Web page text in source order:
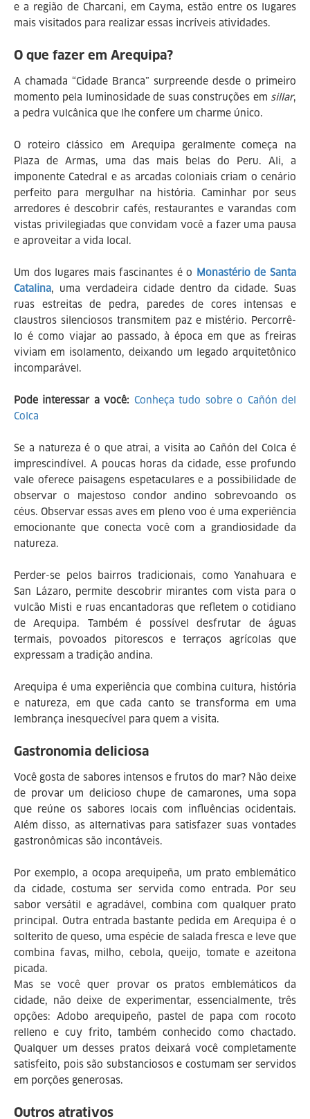
e a região de Charcani, em Cayma, estão entre os lugares
mais visitados para realizar essas incríveis atividades.
O que fazer em Arequipa?
A chamada “Cidade Branca” surpreende desde o primeiro
momento pela luminosidade de suas construções em sillar,
a pedra vulcânica que lhe confere um charme único.
O roteiro clássico em Arequipa geralmente começa na
Plaza de Armas, uma das mais belas do Peru. Ali, a
imponente Catedral e as arcadas coloniais criam o cenário
perfeito para mergulhar na história. Caminhar por seus
arredores é descobrir cafés, restaurantes e varandas com
vistas privilegiadas que convidam você a fazer uma pausa
e aproveitar a vida local.
Um dos lugares mais fascinantes é o Monastério de Santa
Catalina, uma verdadeira cidade dentro da cidade. Suas
ruas estreitas de pedra, paredes de cores intensas e
claustros silenciosos transmitem paz e mistério. Percorrê-
lo é como viajar ao passado, à época em que as freiras
viviam em isolamento, deixando um legado arquitetônico
incomparável.
Pode interessar a você: Conheça tudo sobre o Cañón del
Colca
Se a natureza é o que atrai, a visita ao Cañón del Colca é
imprescindível. A poucas horas da cidade, esse profundo
vale oferece paisagens espetaculares e a possibilidade de
observar o majestoso condor andino sobrevoando os
céus. Observar essas aves em pleno voo é uma experiência
emocionante que conecta você com a grandiosidade da
natureza.
Perder-se pelos bairros tradicionais, como Yanahuara e
San Lázaro, permite descobrir mirantes com vista para o
vulcão Misti e ruas encantadoras que refletem o cotidiano
de Arequipa. Também é possível desfrutar de águas
termais, povoados pitorescos e terraços agrícolas que
expressam a tradição andina.
Arequipa é uma experiência que combina cultura, história
e natureza, em que cada canto se transforma em uma
lembrança inesquecível para quem a visita.
Gastronomia deliciosa
Você gosta de sabores intensos e frutos do mar? Não deixe
de provar um delicioso chupe de camarones, uma sopa
que reúne os sabores locais com influências ocidentais.
Além disso, as alternativas para satisfazer suas vontades
gastronômicas são incontáveis.
Por exemplo, a ocopa arequipeña, um prato emblemático
da cidade, costuma ser servida como entrada. Por seu
sabor versátil e agradável, combina com qualquer prato
principal. Outra entrada bastante pedida em Arequipa é o
solterito de queso, uma espécie de salada fresca e leve que
combina favas, milho, cebola, queijo, tomate e azeitona
picada.
Mas se você quer provar os pratos emblemáticos da
cidade, não deixe de experimentar, essencialmente, três
opções: Adobo arequipeño, pastel de papa com rocoto
relleno e cuy frito, também conhecido como chactado.
Qualquer um desses pratos deixará você completamente
satisfeito, pois são substanciosos e costumam ser servidos
em porções generosas.
Outros atrativos